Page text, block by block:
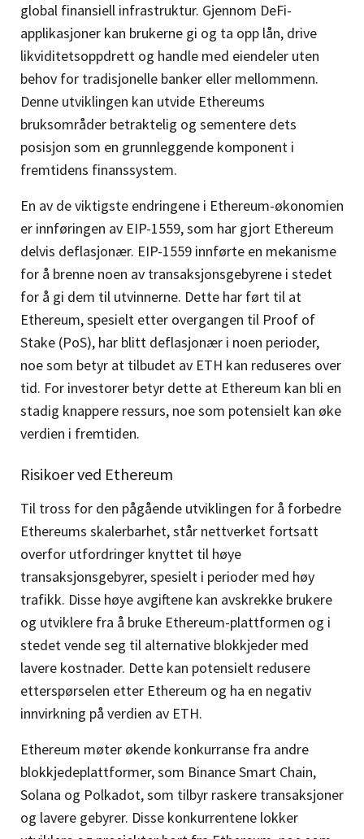
global finansiell infrastruktur. Gjennom DeFi-
applikasjoner kan brukerne gi og ta opp lån, drive
likviditetsoppdrett og handle med eiendeler uten
behov for tradisjonelle banker eller mellommenn.
Denne utviklingen kan utvide Ethereums
bruksområder betraktelig og sementere dets
posisjon som en grunnleggende komponent i
fremtidens finanssystem.
En av de viktigste endringene i Ethereum-økonomien
er innføringen av EIP-1559, som har gjort Ethereum
delvis deflasjonær. EIP-1559 innførte en mekanisme
for å brenne noen av transaksjonsgebyrene i stedet
for å gi dem til utvinnerne. Dette har ført til at
Ethereum, spesielt etter overgangen til Proof of
Stake (PoS), har blitt deflasjonær i noen perioder,
noe som betyr at tilbudet av ETH kan reduseres over
tid. For investorer betyr dette at Ethereum kan bli en
stadig knappere ressurs, noe som potensielt kan øke
verdien i fremtiden.
Risikoer ved Ethereum
Til tross for den pågående utviklingen for å forbedre
Ethereums skalerbarhet, står nettverket fortsatt
overfor utfordringer knyttet til høye
transaksjonsgebyrer, spesielt i perioder med høy
trafikk. Disse høye avgiftene kan avskrekke brukere
og utviklere fra å bruke Ethereum-plattformen og i
stedet vende seg til alternative blokkjeder med
lavere kostnader. Dette kan potensielt redusere
etterspørselen etter Ethereum og ha en negativ
innvirkning på verdien av ETH.
Ethereum møter økende konkurranse fra andre
blokkjedeplattformer, som Binance Smart Chain,
Solana og Polkadot, som tilbyr raskere transaksjoner
og lavere gebyrer. Disse konkurrentene lokker